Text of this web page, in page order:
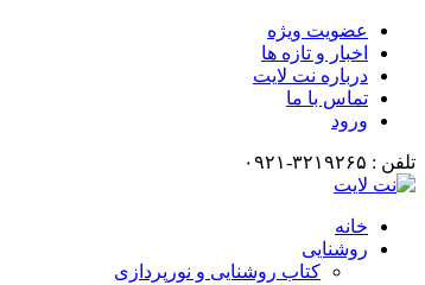
عضویت ویژه
اخبار و تازه ها
درباره نت لایت
تماس با ما
ورود
تلفن : ۳۲۱۹۲۶۵-۰۹۲۱
خانه
روشنایی
کتاب روشنایی و نورپردازی